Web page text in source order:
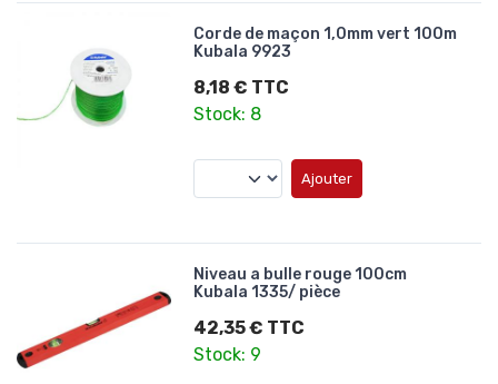
Corde de maçon 1,0mm vert 100m
Kubala 9923
8,18 € TTC
Stock: 8
Ajouter
Niveau a bulle rouge 100cm
Kubala 1335/ pièce
42,35 € TTC
Stock: 9